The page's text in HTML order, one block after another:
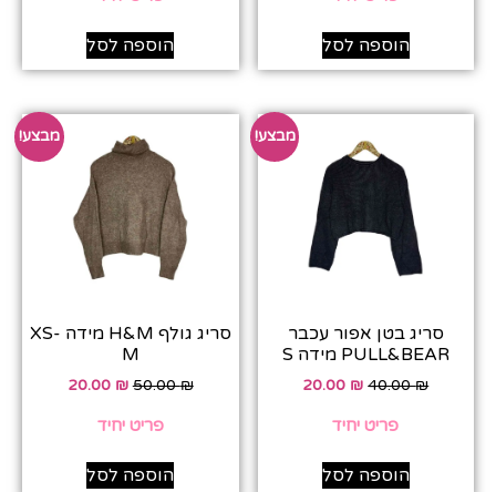
הוספה לסל הוספה לסל
מבצע!
סריג בטן אפור עכבר
PULL&BEAR מידה S
40.00₪
20.00 ₪
פריט יחיד
הוספה לסל
מבצע!
סריג גולף H&M מידה XS-
M
50.00₪
20.00 ₪
פריט יחיד
הוספה לסל